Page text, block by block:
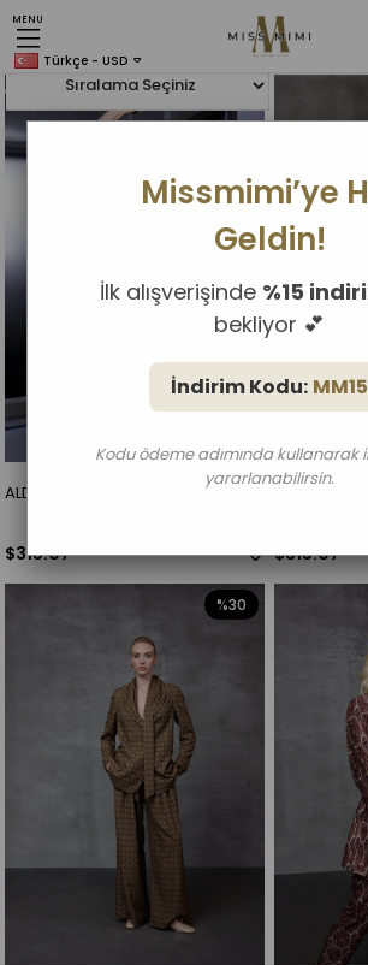
MENU
Türkçe - USD
Anasayfa
ALDA SET
$315.07 $315.07
%30
Missmimi’ye
Geldin!
İlk alışverişinde %15
bekliyor 💕
İndirim Kodu: MM15
Kodu ödeme adımında kullanarak
yararlanabilirsin.